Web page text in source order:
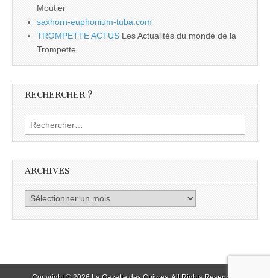
Moutier
saxhorn-euphonium-tuba.com
TROMPETTE ACTUS Les Actualités du monde de la
Trompette
RECHERCHER ?
Rechercher :
ARCHIVES
Archives